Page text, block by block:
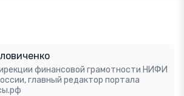
финансовой грамотности НИФИ
главный редактор портала